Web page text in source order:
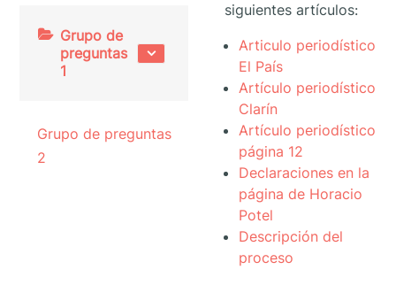
Grupo de
preguntas
1
Grupo de preguntas
2
siguientes artículos:
Articulo periodístico
El País
Artículo periodístico
Clarín
Artículo periodístico
página 12
Declaraciones en la
página de Horacio
Potel
Descripción del
proceso